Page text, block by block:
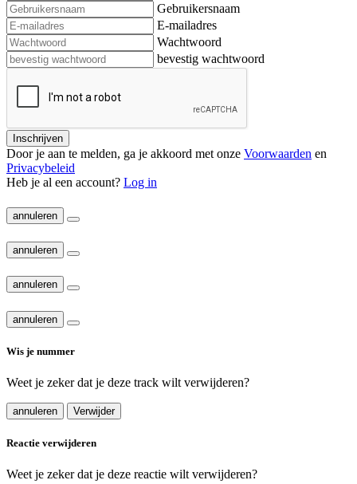
Gebruikersnaam
E-mailadres
Wachtwoord
bevestig wachtwoord
Inschrijven
Door je aan te melden, ga je akkoord met onze Voorwaarden en
Privacybeleid
Heb je al een account? Log in
annuleren
annuleren
annuleren
annuleren
Wis je nummer
Weet je zeker dat je deze track wilt verwijderen?
annuleren Verwijder
Reactie verwijderen
Weet je zeker dat je deze reactie wilt verwijderen?